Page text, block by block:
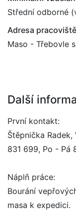
Střední odborné
Adresa
Maso - Třebovle
Další
První kontakt:
Štěpnička
831 699, Po - Pá
Náplň práce:
Bourání
masa k expedici.